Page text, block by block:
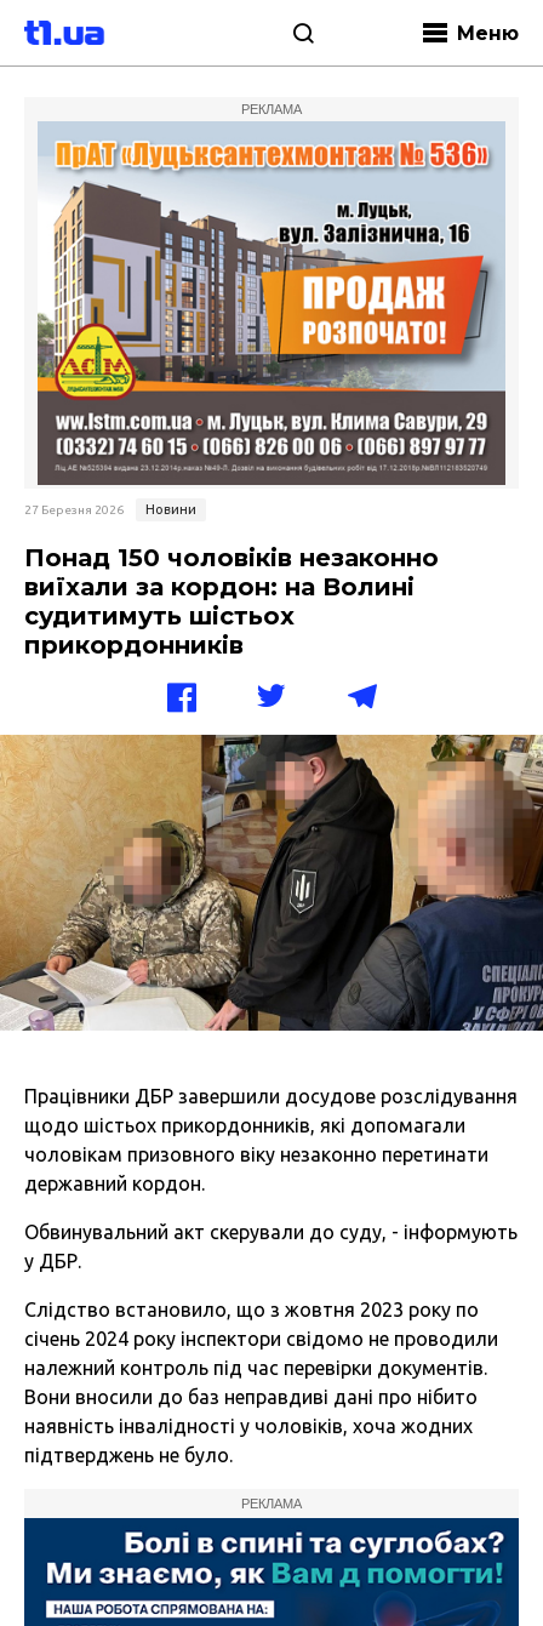
Меню
РЕКЛАМА
27 Березня 2026 Новини
Понад 150 чоловіків незаконно
виїхали за кордон: на Волині
судитимуть шістьох
прикордонників
Працівники ДБР завершили досудове розслідування
щодо шістьох прикордонників, які допомагали
чоловікам призовного віку незаконно перетинати
державний кордон.
Обвинувальний акт скерували до суду, - інформують
у ДБР.
Слідство встановило, що з жовтня 2023 року по
січень 2024 року інспектори свідомо не проводили
належний контроль під час перевірки документів.
Вони вносили до баз неправдиві дані про нібито
наявність інвалідності у чоловіків, хоча жодних
підтверджень не було.
РЕКЛАМА